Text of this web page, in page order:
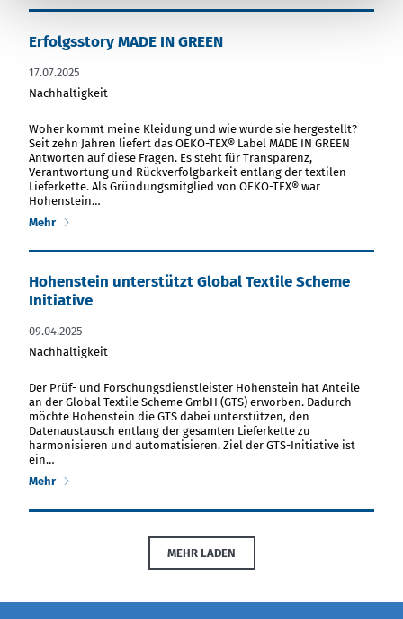
Erfolgsstory MADE IN GREEN
17.07.2025
Nachhaltigkeit
Woher kommt meine Kleidung und wie wurde sie hergestellt?
Seit zehn Jahren liefert das OEKO-TEX® Label MADE IN GREEN
Antworten auf diese Fragen. Es steht für Transparenz,
Verantwortung und Rückverfolgbarkeit entlang der textilen
Lieferkette. Als Gründungsmitglied von OEKO-TEX® war
Hohenstein…
Mehr
Hohenstein unterstützt Global Textile Scheme
Initiative
09.04.2025
Nachhaltigkeit
Der Prüf- und Forschungsdienstleister Hohenstein hat Anteile
an der Global Textile Scheme GmbH (GTS) erworben. Dadurch
möchte Hohenstein die GTS dabei unterstützen, den
Datenaustausch entlang der gesamten Lieferkette zu
harmonisieren und automatisieren. Ziel der GTS-Initiative ist
ein…
Mehr
MEHR LADEN